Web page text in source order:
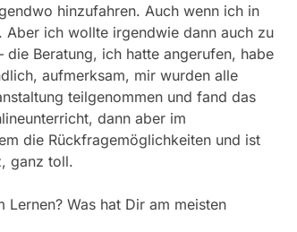
hinzufahren. Auch wenn ich in
ich wollte irgendwie dann auch zu
die Beratung, ich hatte angerufen, habe
aufmerksam, mir wurden alle
teilgenommen und fand das
dann aber im
die Rückfragemöglichkeiten und ist
ganz toll.
Was hat Dir am meisten